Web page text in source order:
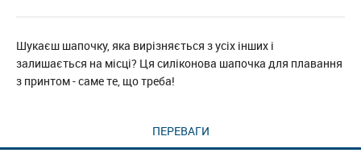
Шукаєш шапочку, яка вирізняється з усіх інших і
залишається на місці? Ця силіконова шапочка для плавання
з принтом - саме те, що треба!
ПЕРЕВАГИ